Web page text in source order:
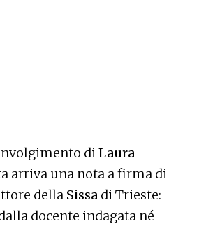
di Laura
arriva una nota a firma di
della Sissa di Trieste:
docente indagata né